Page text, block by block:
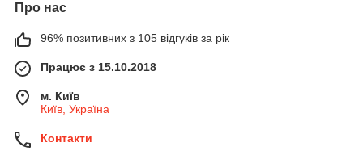
Про нас
96% позитивних з 105 відгуків за рік
Працює з 15.10.2018
м. Київ
Київ, Україна
Контакти